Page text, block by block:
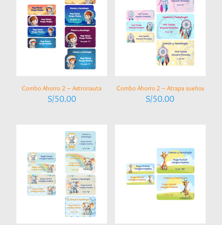
Combo Ahorro 2 – Astronauta
S/50.00
Combo Ahorro 2 – Atrapa sueños
S/50.00